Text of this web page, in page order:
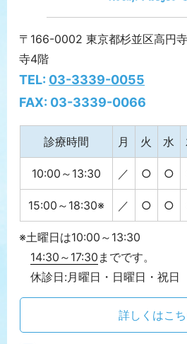
〒166-0002 東京都杉並区高円
寺4階
TEL: 03-3339-0055
FAX: 03-3339-0066
診療時間 月 火 水
10:00～13:30 ／ ○ ○
15:00～18:30※ ／ ○ ○
※土曜日は10:00～13:30
14:30～17:30 までです。
休診日:月曜日・日曜日・祝日
詳しくはこ